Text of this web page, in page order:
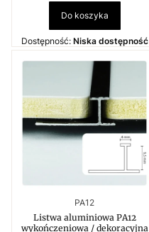
Do koszyka
Dostępność: Niska dostępność
Kod produktu
PA12
Listwa aluminiowa PA12
wykończeniowa / dekoracyjna